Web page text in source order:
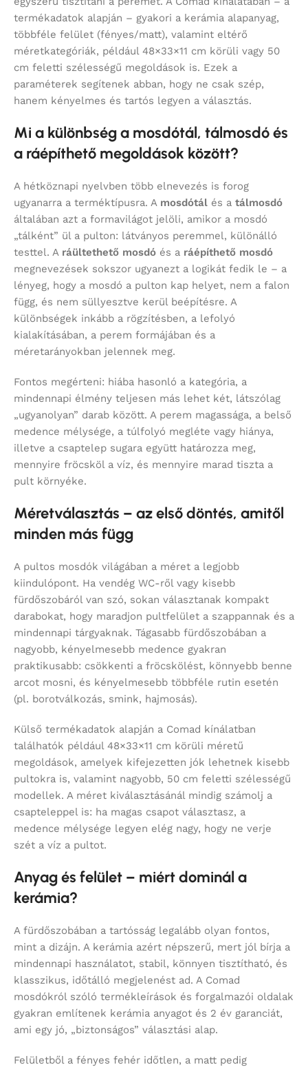
termékadatok alapján – gyakori a kerámia alapanyag,
többféle felület (fényes/matt), valamint eltérő
méretkategóriák, például 48×33×11 cm körüli vagy 50
cm feletti szélességű megoldások is. Ezek a
paraméterek segítenek abban, hogy ne csak szép,
hanem kényelmes és tartós legyen a választás.
Mi a különbség a mosdótál, tálmosdó és
a ráépíthető megoldások között?
A hétköznapi nyelvben több elnevezés is forog
ugyanarra a terméktípusra. A mosdótál és a tálmosdó
általában azt a formavilágot jelöli, amikor a mosdó
„tálként” ül a pulton: látványos peremmel, különálló
testtel. A ráültethető mosdó és a ráépíthető mosdó
megnevezések sokszor ugyanezt a logikát fedik le – a
lényeg, hogy a mosdó a pulton kap helyet, nem a falon
függ, és nem süllyesztve kerül beépítésre. A
különbségek inkább a rögzítésben, a lefolyó
kialakításában, a perem formájában és a
méretarányokban jelennek meg.
Fontos megérteni: hiába hasonló a kategória, a
mindennapi élmény teljesen más lehet két, látszólag
„ugyanolyan” darab között. A perem magassága, a belső
medence mélysége, a túlfolyó megléte vagy hiánya,
illetve a csaptelep sugara együtt határozza meg,
mennyire fröcsköl a víz, és mennyire marad tiszta a
pult környéke.
Méretválasztás – az első döntés, amitől
minden más függ
A pultos mosdók világában a méret a legjobb
kiindulópont. Ha vendég WC-ről vagy kisebb
fürdőszobáról van szó, sokan választanak kompakt
darabokat, hogy maradjon pultfelület a szappannak és a
mindennapi tárgyaknak. Tágasabb fürdőszobában a
nagyobb, kényelmesebb medence gyakran
praktikusabb: csökkenti a fröcskölést, könnyebb benne
arcot mosni, és kényelmesebb többféle rutin esetén
(pl. borotválkozás, smink, hajmosás).
Külső termékadatok alapján a Comad kínálatban
találhatók például 48×33×11 cm körüli méretű
megoldások, amelyek kifejezetten jók lehetnek kisebb
pultokra is, valamint nagyobb, 50 cm feletti szélességű
modellek. A méret kiválasztásánál mindig számolj a
csapteleppel is: ha magas csapot választasz, a
medence mélysége legyen elég nagy, hogy ne verje
szét a víz a pultot.
Anyag és felület – miért dominál a
kerámia?
A fürdőszobában a tartósság legalább olyan fontos,
mint a dizájn. A kerámia azért népszerű, mert jól bírja a
mindennapi használatot, stabil, könnyen tisztítható, és
klasszikus, időtálló megjelenést ad. A Comad
mosdókról szóló termékleírások és forgalmazói oldalak
gyakran említenek kerámia anyagot és 2 év garanciát,
ami egy jó, „biztonságos” választási alap.
Felületből a fényes fehér időtlen, a matt pedig